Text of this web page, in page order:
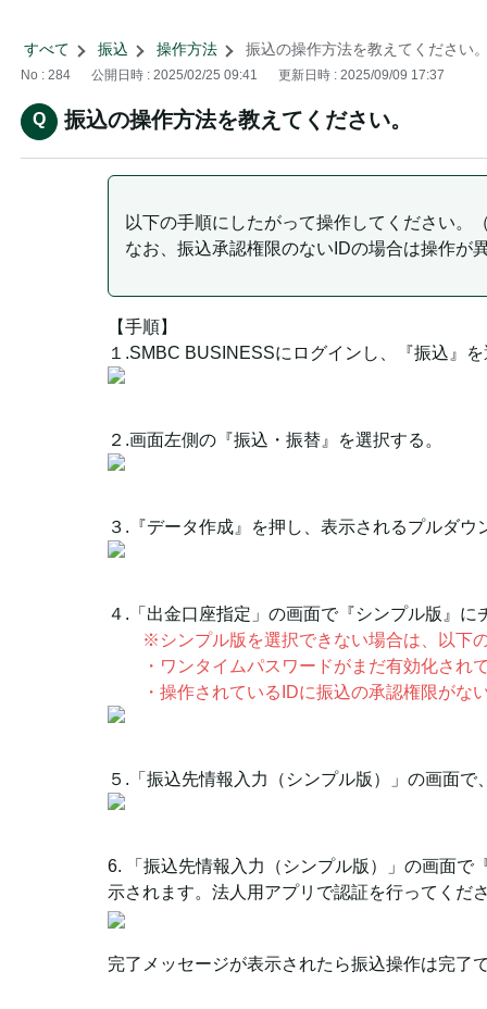
すべて > 振込 > 操作方法 > 振込の操作方法を教えてください
No : 284 公開日時 : 2025/02/25 09:41 更新日時 : 2025/09/09 17:37
振込の操作方法を教えてください。
以下の手順にしたがって操作してください。
なお、振込承認権限のないIDの場合は操作が
【手順】
１.SMBC BUSINESSにログインし、『振込』
２.画面左側の『振込・振替』を選択する。
３.『データ作成』を押し、表示されるプルダ
４.「出金口座指定」の画面で『シンプル版』
※シンプル版を選択できない場合は、以下
・ワンタイムパスワードがまだ有効化され
・操作されているIDに振込の承認権限がな
５.「振込先情報入力（シンプル版）」の画面
6. 「振込先情報入力（シンプル版）」の画面で
示されます。法人用アプリで認証を行ってくだ
完了メッセージが表示されたら振込操作は完了